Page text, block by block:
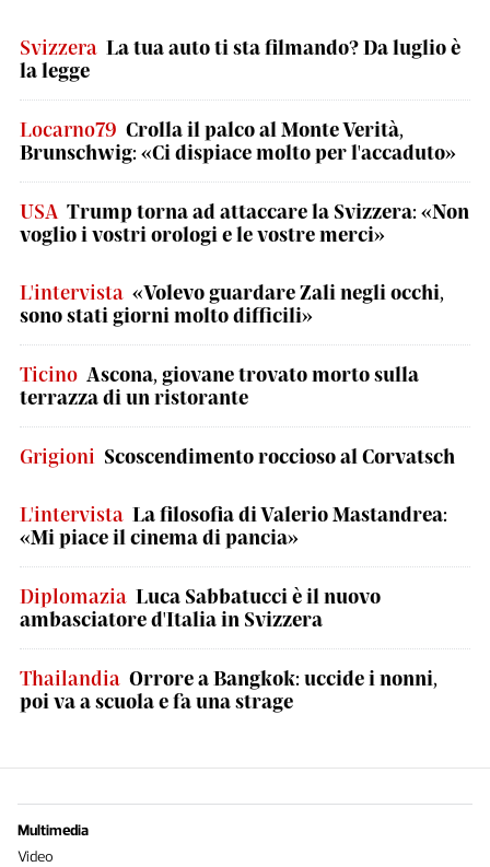
Svizzera La tua auto ti sta filmando? Da luglio è
la legge
Locarno79 Crolla il palco al Monte Verità,
Brunschwig: «Ci dispiace molto per l'accaduto»
USA Trump torna ad attaccare la Svizzera: «Non
voglio i vostri orologi e le vostre merci»
L'intervista «Volevo guardare Zali negli occhi,
sono stati giorni molto difficili»
Ticino Ascona, giovane trovato morto sulla
terrazza di un ristorante
Grigioni Scoscendimento roccioso al Corvatsch
L'intervista La filosofia di Valerio Mastandrea:
«Mi piace il cinema di pancia»
Diplomazia Luca Sabbatucci è il nuovo
ambasciatore d'Italia in Svizzera
Thailandia Orrore a Bangkok: uccide i nonni,
poi va a scuola e fa una strage
Multimedia
Video